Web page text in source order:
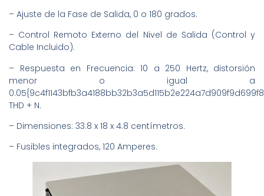
– Ajuste de la Fase de Salida, 0 o 180 grados.
– Control Remoto Externo del Nivel de Salida (Control y
Cable Incluido).
– Respuesta en Frecuencia: 10 a 250 Hertz, distorsión
menor o igual a
THD + N.
– Dimensiones: 33.8 x 18 x 4.8 centímetros.
– Fusibles integrados, 120 Amperes.